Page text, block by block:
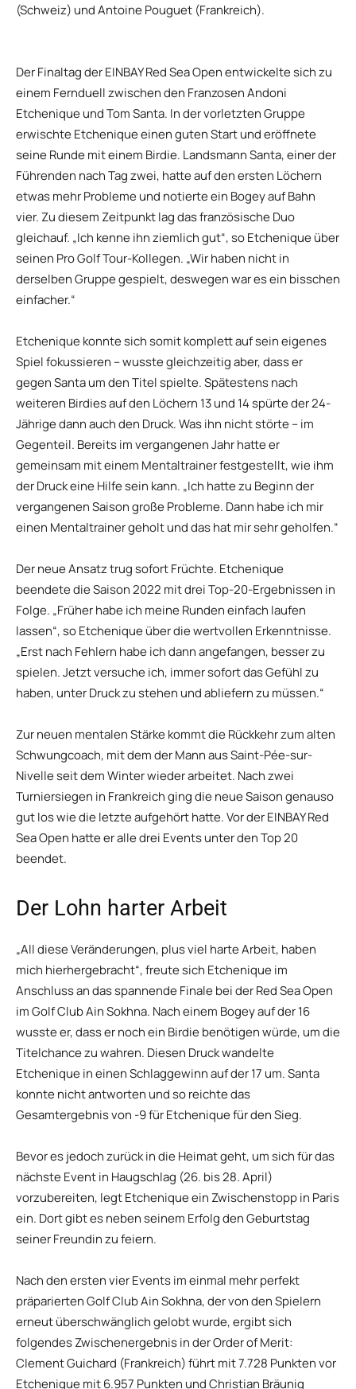
(Schweiz) und Antoine Pouguet (Frankreich).
Der Finaltag der EINBAY Red Sea Open entwickelte sich zu
einem Fernduell zwischen den Franzosen Andoni
Etchenique und Tom Santa. In der vorletzten Gruppe
erwischte Etchenique einen guten Start und eröffnete
seine Runde mit einem Birdie. Landsmann Santa, einer der
Führenden nach Tag zwei, hatte auf den ersten Löchern
etwas mehr Probleme und notierte ein Bogey auf Bahn
vier. Zu diesem Zeitpunkt lag das französische Duo
gleichauf. „Ich kenne ihn ziemlich gut“, so Etchenique über
seinen Pro Golf Tour-Kollegen. „Wir haben nicht in
derselben Gruppe gespielt, deswegen war es ein bisschen
einfacher.“
Etchenique konnte sich somit komplett auf sein eigenes
Spiel fokussieren – wusste gleichzeitig aber, dass er
gegen Santa um den Titel spielte. Spätestens nach
weiteren Birdies auf den Löchern 13 und 14 spürte der 24-
Jährige dann auch den Druck. Was ihn nicht störte – im
Gegenteil. Bereits im vergangenen Jahr hatte er
gemeinsam mit einem Mentaltrainer festgestellt, wie ihm
der Druck eine Hilfe sein kann. „Ich hatte zu Beginn der
vergangenen Saison große Probleme. Dann habe ich mir
einen Mentaltrainer geholt und das hat mir sehr geholfen.“
Der neue Ansatz trug sofort Früchte. Etchenique
beendete die Saison 2022 mit drei Top-20-Ergebnissen in
Folge. „Früher habe ich meine Runden einfach laufen
lassen“, so Etchenique über die wertvollen Erkenntnisse.
„Erst nach Fehlern habe ich dann angefangen, besser zu
spielen. Jetzt versuche ich, immer sofort das Gefühl zu
haben, unter Druck zu stehen und abliefern zu müssen.“
Zur neuen mentalen Stärke kommt die Rückkehr zum alten
Schwungcoach, mit dem der Mann aus Saint-Pée-sur-
Nivelle seit dem Winter wieder arbeitet. Nach zwei
Turniersiegen in Frankreich ging die neue Saison genauso
gut los wie die letzte aufgehört hatte. Vor der EINBAY Red
Sea Open hatte er alle drei Events unter den Top 20
beendet.
Der Lohn harter Arbeit
„All diese Veränderungen, plus viel harte Arbeit, haben
mich hierhergebracht“, freute sich Etchenique im
Anschluss an das spannende Finale bei der Red Sea Open
im Golf Club Ain Sokhna. Nach einem Bogey auf der 16
wusste er, dass er noch ein Birdie benötigen würde, um die
Titelchance zu wahren. Diesen Druck wandelte
Etchenique in einen Schlaggewinn auf der 17 um. Santa
konnte nicht antworten und so reichte das
Gesamtergebnis von -9 für Etchenique für den Sieg.
Bevor es jedoch zurück in die Heimat geht, um sich für das
nächste Event in Haugschlag (26. bis 28. April)
vorzubereiten, legt Etchenique ein Zwischenstopp in Paris
ein. Dort gibt es neben seinem Erfolg den Geburtstag
seiner Freundin zu feiern.
Nach den ersten vier Events im einmal mehr perfekt
präparierten Golf Club Ain Sokhna, der von den Spielern
erneut überschwänglich gelobt wurde, ergibt sich
folgendes Zwischenergebnis in der Order of Merit:
Clement Guichard (Frankreich) führt mit 7.728 Punkten vor
Etchenique mit 6.957 Punkten und Christian Bräunig